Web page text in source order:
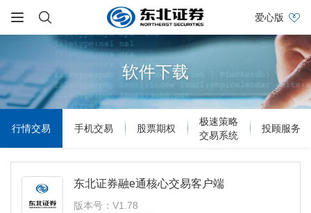
爱心版
软件下载
行情交易 手机交易 股票期权
极速策略
交易系统
投顾服务
东北证券融e通核心交易客户端
版本号：V1.78